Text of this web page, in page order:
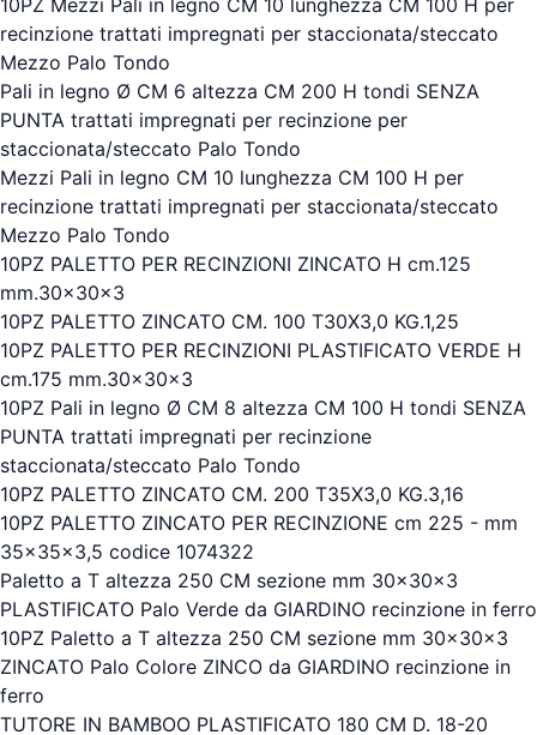
10PZ Mezzi Pali in legno CM 10 lunghezza CM 100 H per
recinzione trattati impregnati per staccionata/steccato
Mezzo Palo Tondo
Pali in legno Ø CM 6 altezza CM 200 H tondi SENZA
PUNTA trattati impregnati per recinzione per
staccionata/steccato Palo Tondo
Mezzi Pali in legno CM 10 lunghezza CM 100 H per
recinzione trattati impregnati per staccionata/steccato
Mezzo Palo Tondo
10PZ PALETTO PER RECINZIONI ZINCATO H cm.125
mm.30x30x3
10PZ PALETTO ZINCATO CM. 100 T30X3,0 KG.1,25
10PZ PALETTO PER RECINZIONI PLASTIFICATO VERDE H
cm.175 mm.30x30x3
10PZ Pali in legno Ø CM 8 altezza CM 100 H tondi SENZA
PUNTA trattati impregnati per recinzione
staccionata/steccato Palo Tondo
10PZ PALETTO ZINCATO CM. 200 T35X3,0 KG.3,16
10PZ PALETTO ZINCATO PER RECINZIONE cm 225 - mm
35x35x3,5 codice 1074322
Paletto a T altezza 250 CM sezione mm 30x30x3
PLASTIFICATO Palo Verde da GIARDINO recinzione in ferro
10PZ Paletto a T altezza 250 CM sezione mm 30x30x3
ZINCATO Palo Colore ZINCO da GIARDINO recinzione in
ferro
TUTORE IN BAMBOO PLASTIFICATO 180 CM D. 18-20